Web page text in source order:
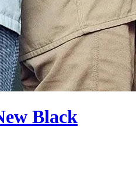
Black